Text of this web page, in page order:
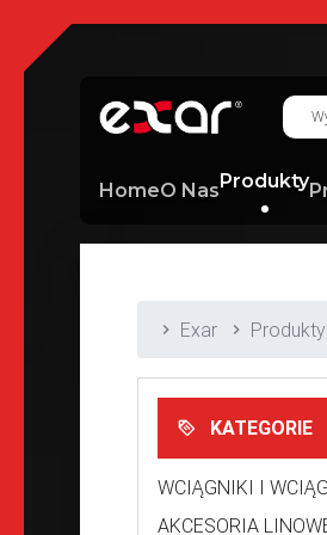
HomeO NasProdukty
Exar Produkty
KATEGORIE
WCIĄGNIKI I
AKCESORIA